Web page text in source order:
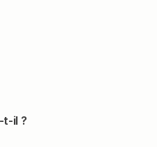
t-il ?